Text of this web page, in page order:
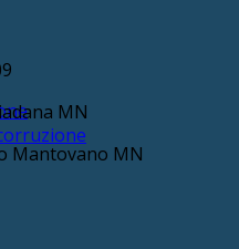
MN
Mantovano MN